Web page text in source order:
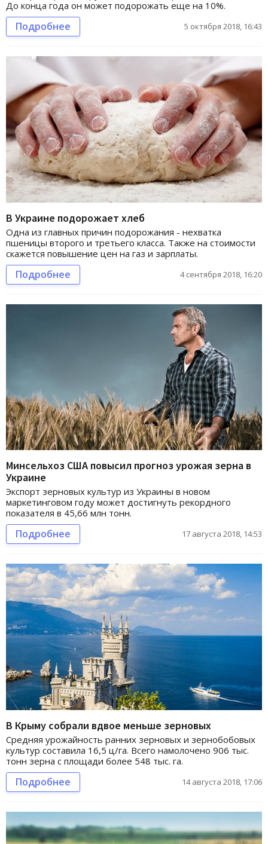
До конца года он может подорожать еще на 10%.
Подробнее 5 октября 2018, 16:43
В Украине подорожает хлеб
Одна из главных причин подорожания - нехватка
пшеницы второго и третьего класса. Также на стоимости
скажется повышение цен на газ и зарплаты.
Подробнее 4 сентября 2018, 16:20
Минсельхоз США повысил прогноз урожая зерна в
Украине
Экспорт зерновых культур из Украины в новом
маркетинговом году может достигнуть рекордного
показателя в 45,66 млн тонн.
Подробнее 17 августа 2018, 14:53
В Крыму собрали вдвое меньше зерновых
Средняя урожайность ранних зерновых и зернобобовых
культур составила 16,5 ц/га. Всего намолочено 906 тыс.
тонн зерна с площади более 548 тыс. га.
Подробнее 14 августа 2018, 17:06